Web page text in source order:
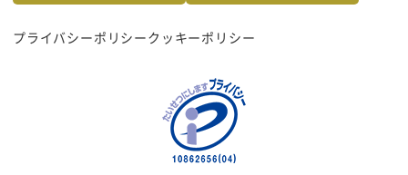
プライバシーポリシークッキーポリシー